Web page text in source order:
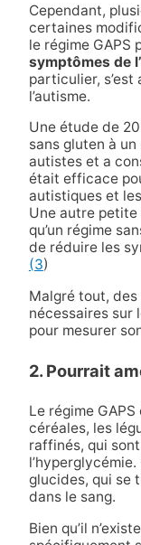
Cependant,
certaines
le régime GAPS
symptômes de
particulier,
l’autisme.
Une étude de
sans gluten à
autistes et a
était efficace
autistiques et
Une autre petite
qu’un régime
de réduire les
(3)
Malgré tout,
nécessaires sur
pour mesurer
2. Pourrait
Le régime
céréales, les
raffinés, qui
glucides, qui se
dans le sang.
Bien qu’il